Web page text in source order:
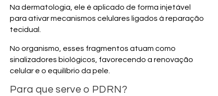
Na dermatologia, ele é aplicado de forma injetável
para ativar mecanismos celulares ligados à reparação
tecidual.
No organismo, esses fragmentos atuam como
sinalizadores biológicos, favorecendo a renovação
celular e o equilíbrio da pele.
Para que serve o PDRN?